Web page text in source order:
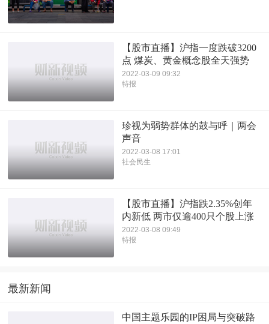
【股市直播】沪指一度跌破3200
点 煤炭、黄金概念股全天强势
2022-03-09 09:32
特报
珍视为弱势群体的鼓与呼｜两会
声音
2022-03-08 17:01
社会民生
【股市直播】沪指跌2.35%创年
内新低 两市仅逾400只个股上涨
2022-03-08 09:49
特报
最新新闻
中国主题乐园的IP困局与突破路